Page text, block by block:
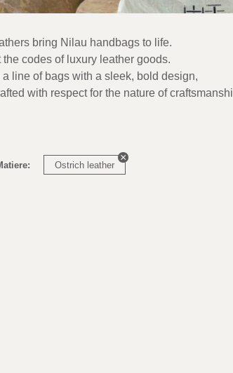
bring Nilau handbags to life.
codes of luxury leather goods.
line of bags with a sleek, bold design,
with respect for the nature of
Ostrich leather